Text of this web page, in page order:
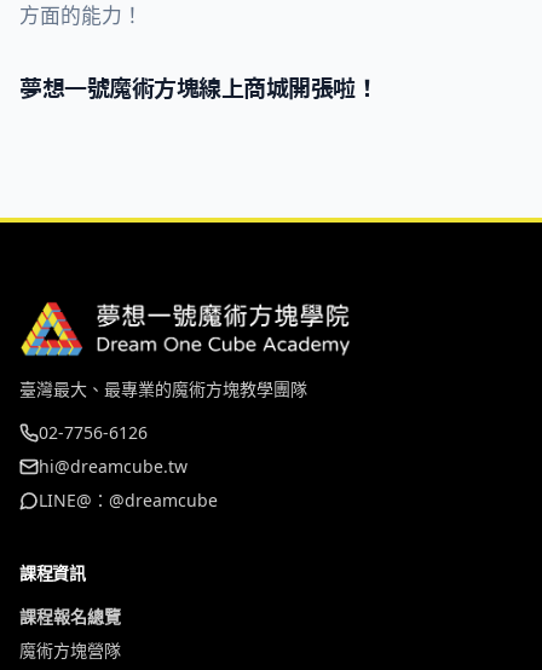
方面的能力！
夢想一號魔術方塊線上商城開張啦！
臺灣最大、最專業的魔術方塊教學團隊
02-7756-6126
hi@dreamcube.tw
LINE@：@dreamcube
課程資訊
課程報名總覽
魔術方塊營隊